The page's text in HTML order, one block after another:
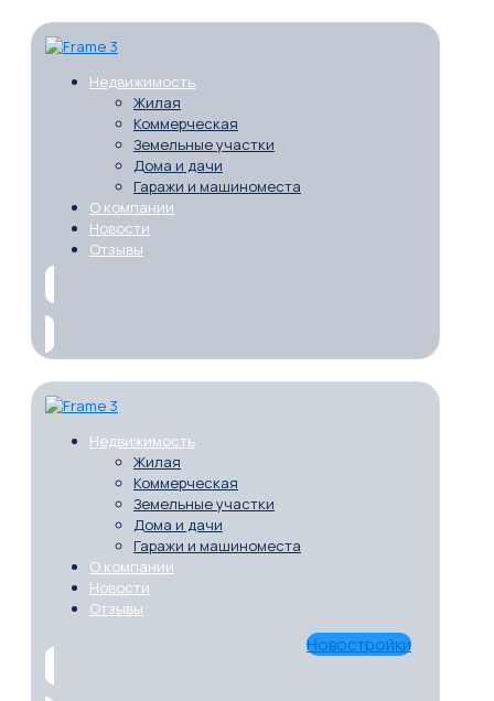
Недвижимость
Жилая
Коммерческая
Земельные участки
Дома и дачи
Гаражи и машиноместа
О компании
Новости
Отзывы
Недвижимость
Жилая
Коммерческая
Земельные участки
Дома и дачи
Гаражи и машиноместа
О компании
Новости
Отзывы
Новостройки